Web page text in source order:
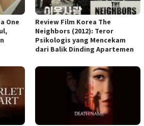
One
Review Film Korea The
Neighbors (2012): Teror
Psikologis yang Mencekam
dari Balik Dinding Apartemen